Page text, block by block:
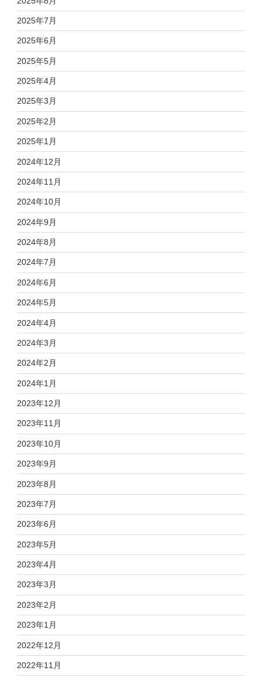
2025年7月
2025年6月
2025年5月
2025年4月
2025年3月
2025年2月
2025年1月
2024年12月
2024年11月
2024年10月
2024年9月
2024年8月
2024年7月
2024年6月
2024年5月
2024年4月
2024年3月
2024年2月
2024年1月
2023年12月
2023年11月
2023年10月
2023年9月
2023年8月
2023年7月
2023年6月
2023年5月
2023年4月
2023年3月
2023年2月
2023年1月
2022年12月
2022年11月